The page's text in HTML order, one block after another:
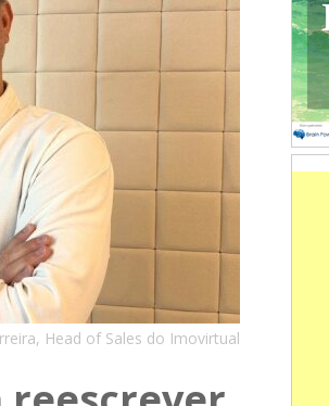
Head of Sales do Imovirtual